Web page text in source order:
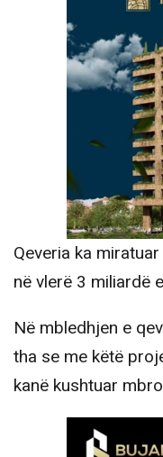
Qeveria ka
në vlerë 3 miliardë
Në mbledhjen e
tha se me këtë
kanë kushtuar